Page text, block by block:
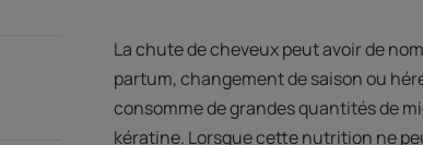
La chute de cheveux peut avoir de
partum, changement de saison ou
consomme de grandes quantités de
kératine. Lorsque cette nutrition ne